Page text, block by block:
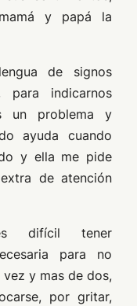
y papá la
de signos
indicarnos
un problema y
ayuda cuando
y ella me pide
de atención
difícil tener
para no
y mas de dos,
por gritar,